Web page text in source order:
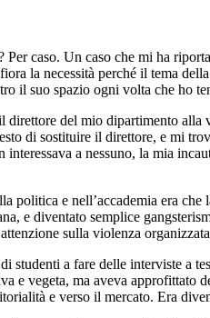
caso. Un caso che mi ha
la necessità perché il tema
il suo spazio ogni volta che ho
del mio dipartimento
di sostituire il direttore, e mi
interessava a nessuno, la mia
politica e nell’accademia era
e diventato semplice
sulla violenza
studenti a fare delle interviste a
e vegeta, ma aveva
e verso il mercato. Era